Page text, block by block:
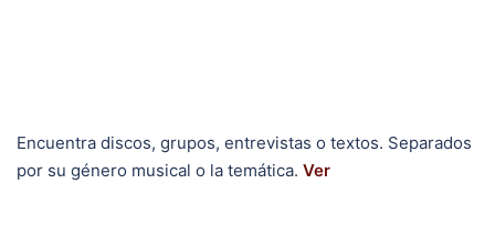
Encuentra discos, grupos, entrevistas o textos. Separados
por su género musical o la temática. Ver